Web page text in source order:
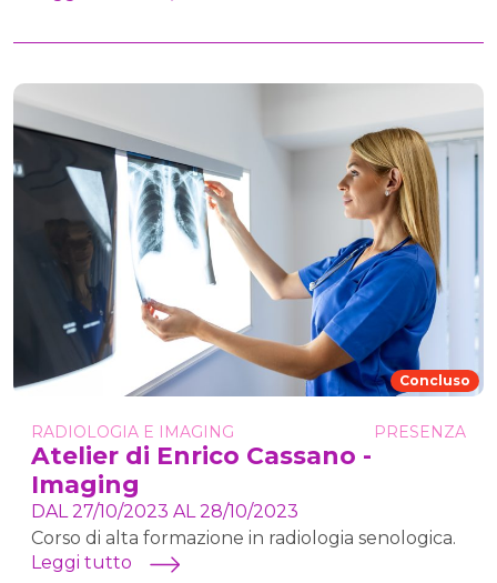
Concluso
RADIOLOGIA E IMAGING PRESENZA
Atelier di Enrico Cassano -
Imaging
DAL 27/10/2023 AL 28/10/2023
Corso di alta formazione in radiologia senologica.
Leggi tutto